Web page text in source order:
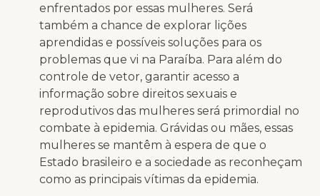
enfrentados por essas mulheres. Será
também a chance de explorar lições
aprendidas e possíveis soluções para os
problemas que vi na Paraíba. Para além do
controle de vetor, garantir acesso a
informação sobre direitos sexuais e
reprodutivos das mulheres será primordial no
combate à epidemia. Grávidas ou mães, essas
mulheres se mantêm à espera de que o
Estado brasileiro e a sociedade as reconheçam
como as principais vítimas da epidemia.